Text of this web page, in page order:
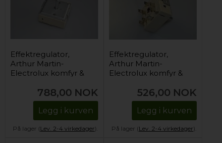
Effektregulator,
Arthur Martin-
Electrolux komfyr &
(dobbeltsone)
788,00 NOK
Legg i kurven
På lager (Lev. 2-4 virkedager).
Effektregulator,
Arthur Martin-
Electrolux komfyr &
(enkelsone)526,00 NOK
Legg i kurven
På lager (Lev. 2-4 virkedager).